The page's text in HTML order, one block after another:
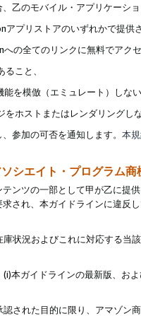
乙のモバイル・アプリケーシ
プリストアのいずれかで提供
の全てのリンクに無料でアク
こと、
を模倣（エミュレート）しな
をホストまたはレンダリングし
参加の可否を通知します。 本
シエイト・プログラム
ンツの一部として甲が乙に提
され、本ガイドラインに違反
状況およびこれに対応する
本ガイドラインの最新版、お
された目的に限り、アマゾン